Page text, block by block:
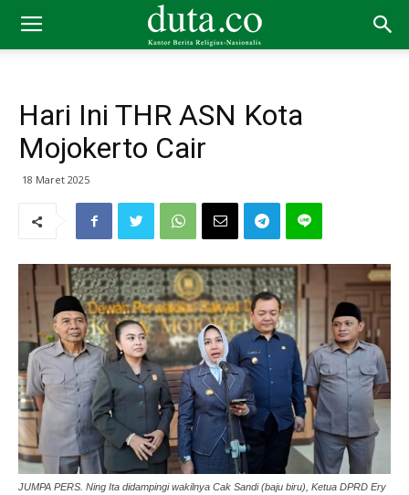
Hari Ini THR ASN Kota
Mojokerto Cair
18 Maret 2025
JUMPA PERS. Ning Ita didampingi wakilnya Cak Sandi (baju biru), Ketua DPRD Ery